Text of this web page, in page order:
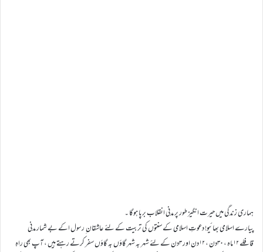
ہماری زندگی میں حیرت انگیز طور پر مدنی انقلاب برپا ہوگا ۔
پیارے اسلامی بھائیو! دعوتِ اسلامی کے سنتوں کی تربیت کے لئے عاشقان ِ رسول اکے بے شمار مدنی
قافلے ۱۲ماہ ، ۳۰دن ، ۱۲دن اور ۳دن کے لئے شہر بہ شہر گاؤں بہ گاؤں سفر کرتے رہتے ہیں ، آپ بھی راہِ